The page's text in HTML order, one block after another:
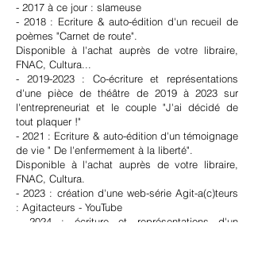
- 2017 à ce jour : slameuse
- 2018 : Ecriture & auto-édition d'un recueil de
poèmes "Carnet de route".
Disponible à l'achat auprès de votre libraire,
FNAC, Cultura...
- 2019-2023: Co-écriture et représentations
d'une pièce de théâtre de 2019 à 2023 sur
l'entrepreneuriat et le couple "J'ai décidé de
tout plaquer !"
- 2021 : Ecriture & auto-édition d'un témoignage
de vie " De l'enfermement à la liberté".
Disponible à l'achat auprès de votre libraire,
FNAC, Cultura.
- 2023 : création d'une web-série Agit-a(c)teurs
: Agitacteurs - YouTube
- 2024 : écriture et représentations d'un